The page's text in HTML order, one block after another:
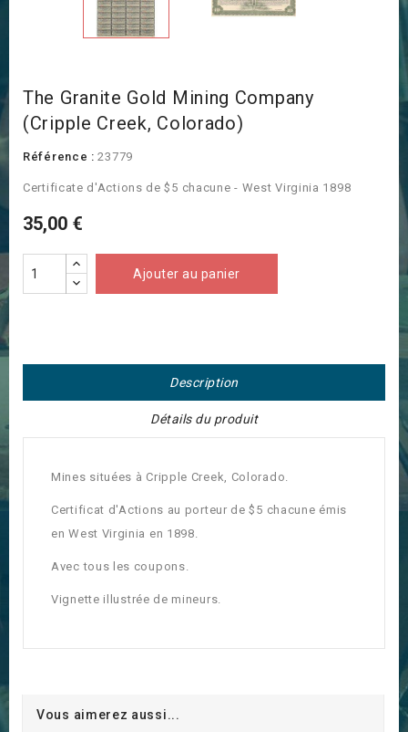
The Granite Gold Mining Company
(Cripple Creek, Colorado)
Référence : 23779
Certificate d'Actions de $5 chacune - West Virginia 1898
35,00 €
Ajouter au panier
Description
Détails du produit
Mines situées à Cripple Creek, Colorado.
Certificat d'Actions au porteur de $5 chacune émis
en West Virginia en 1898.
Avec tous les coupons.
Vignette illustrée de mineurs.
Vous aimerez aussi...